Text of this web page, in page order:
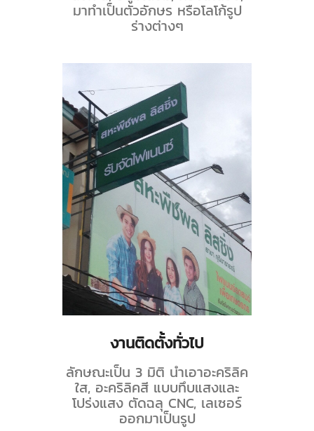
มาทำเป็นตัวอักษร หรือโลโก้รูป
ร่างต่างๆ
งานติดตั้งทั่วไป
ลักษณะเป็น 3 มิติ นำเอาอะคริลิค
ใส, อะคริลิคสี แบบทึบแสงและ
โปร่งแสง ตัดฉลุ CNC, เลเซอร์
ออกมาเป็นรูป